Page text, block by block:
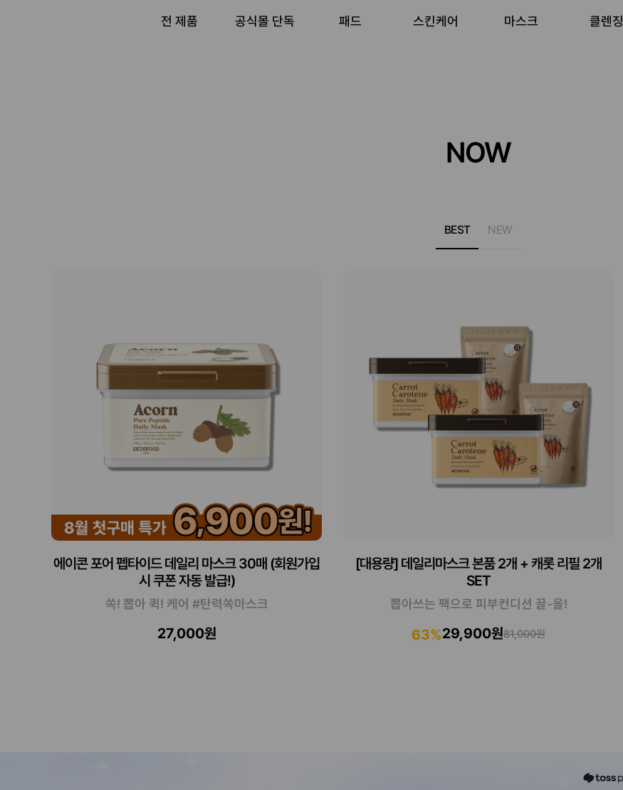
전 제품 공식몰 단독 패드 스킨케어 마스크 클렌징
NOW
BEST NEW
에이콘 포어 펩타이드 데일리 마스크 30매 (회원가입
시 쿠폰 자동 발급!)
쏙! 뽑아 퀵! 케어 #탄력쏙마스크
27,000원
[대용량] 데일리마스크 본품 2개 + 캐롯 리필 2개
SET
뽑아쓰는 팩으로 피부컨디션 끌-올!
63%29,900원81,000원